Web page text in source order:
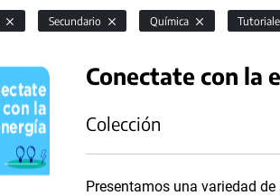
Secundario Química
Conectate con la
Colección
Presentamos una variedad